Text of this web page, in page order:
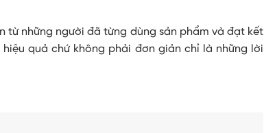
từ những người đã từng dùng sản phẩm và đạt kết
quả chứ không phải đơn giản chỉ là những lời